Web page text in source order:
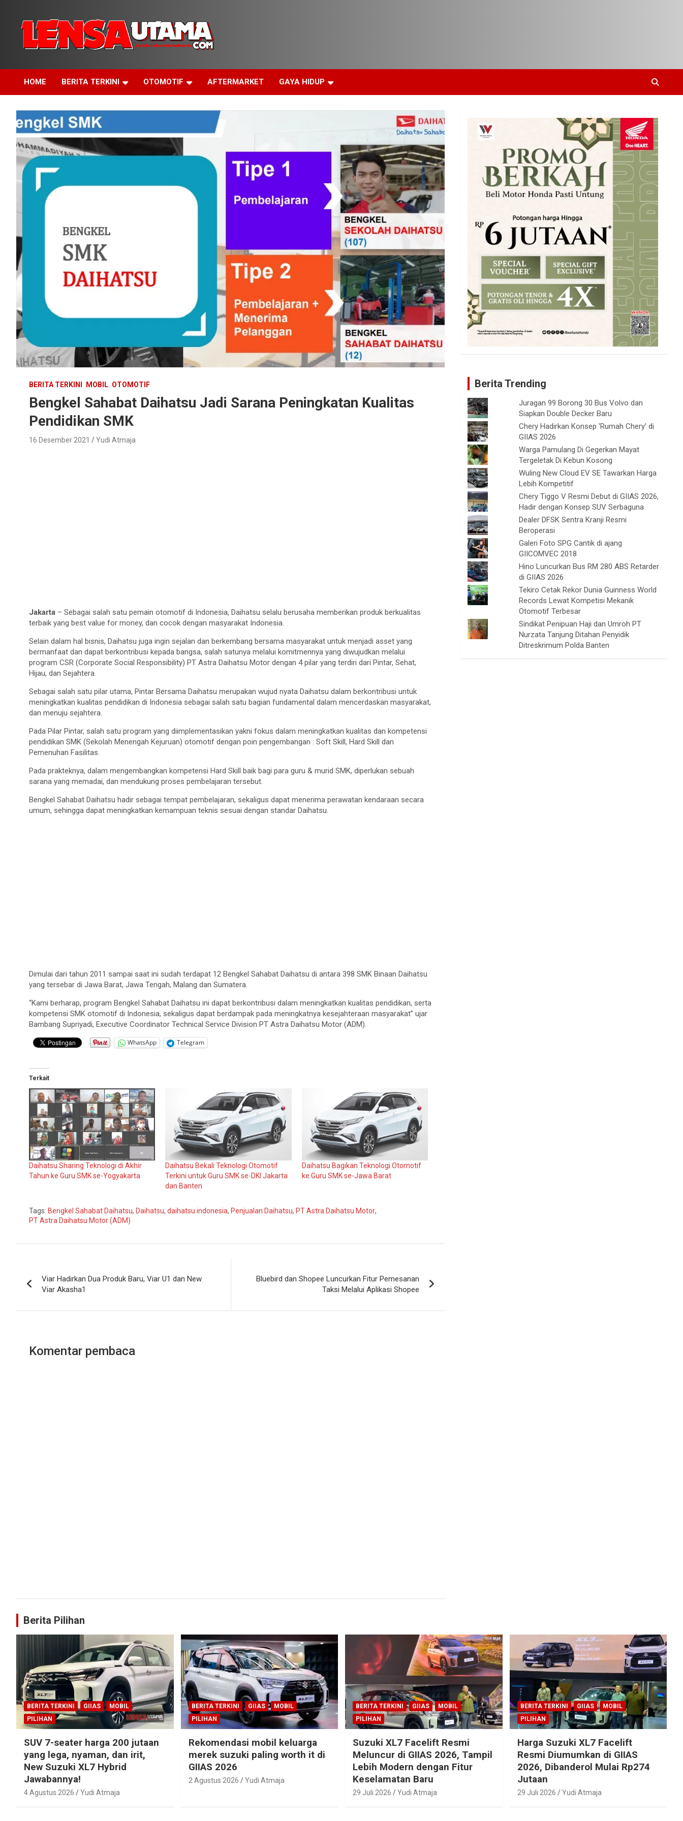
content
LensaUtama
HOME BERITA TERKINI OTOMOTIF AFTERMARKET GAYA HIDUP
BERITA TERKINI MOBIL OTOMOTIF
Bengkel Sahabat Daihatsu Jadi Sarana Peningkatan Kualitas
Pendidikan SMK
16 Desember 2021 Yudi Atmaja
Jakarta – Sebagai salah satu pemain otomotif di Indonesia, Daihatsu selalu berusaha memberikan produk berkualitas
terbaik yang best value for money, dan cocok dengan masyarakat Indonesia.
Selain dalam hal bisnis, Daihatsu juga ingin sejalan dan berkembang bersama masyarakat untuk menjadi asset yang
bermanfaat dan dapat berkontribusi kepada bangsa, salah satunya melalui komitmennya yang diwujudkan melalui
program CSR (Corporate Social Responsibility) PT Astra Daihatsu Motor dengan 4 pilar yang terdiri dari Pintar, Sehat,
Hijau, dan Sejahtera.
Sebagai salah satu pilar utama, Pintar Bersama Daihatsu merupakan wujud nyata Daihatsu dalam berkontribusi untuk
meningkatkan kualitas pendidikan di Indonesia sebagai salah satu bagian fundamental dalam mencerdaskan masyarakat,
dan menuju sejahtera.
Pada Pilar Pintar, salah satu program yang diimplementasikan yakni fokus dalam meningkatkan kualitas dan kompetensi
pendidikan SMK (Sekolah Menengah Kejuruan) otomotif dengan poin pengembangan : Soft Skill, Hard Skill dan
Pemenuhan Fasilitas.
Pada prakteknya, dalam mengembangkan kompetensi Hard Skill baik bagi para guru & murid SMK, diperlukan sebuah
sarana yang memadai, dan mendukung proses pembelajaran tersebut.
Bengkel Sahabat Daihatsu hadir sebagai tempat pembelajaran, sekaligus dapat menerima perawatan kendaraan secara
umum, sehingga dapat meningkatkan kemampuan teknis sesuai dengan standar Daihatsu.
Dimulai dari tahun 2011 sampai saat ini sudah terdapat 12 Bengkel Sahabat Daihatsu di antara 398 SMK Binaan Daihatsu
yang tersebar di Jawa Barat, Jawa Tengah, Malang dan Sumatera.
“Kami berharap, program Bengkel Sahabat Daihatsu ini dapat berkontribusi dalam meningkatkan kualitas pendidikan, serta
kompetensi SMK otomotif di Indonesia, sekaligus dapat berdampak pada meningkatnya kesejahteraan masyarakat” ujar
Bambang Supriyadi, Executive Coordinator Technical Service Division PT Astra Daihatsu Motor (ADM).
WhatsApp Telegram
Terkait
Daihatsu Sharing Teknologi di Akhir
Tahun ke Guru SMK se-Yogyakarta
Daihatsu Bekali Teknologi Otomotif
Terkini untuk Guru SMK se-DKI Jakarta
dan Banten
Daihatsu Bagikan Teknologi Otomotif
ke Guru SMK se-Jawa Barat
Tags: Bengkel Sahabat Daihatsu, Daihatsu, daihatsu indonesia, Penjualan Daihatsu, PT Astra Daihatsu Motor,
PT Astra Daihatsu Motor (ADM)
pos
Viar Hadirkan Dua Produk Baru, Viar U1 dan New
Viar Akasha1
Bluebird dan Shopee Luncurkan Fitur Pemesanan
Taksi Melalui Aplikasi Shopee
Komentar pembaca
Berita Trending
Juragan 99 Borong 30 Bus Volvo dan
Siapkan Double Decker Baru
Chery Hadirkan Konsep 'Rumah Chery' di
GIIAS 2026
Warga Pamulang Di Gegerkan Mayat
Tergeletak Di Kebun Kosong
Wuling New Cloud EV SE Tawarkan Harga
Lebih Kompetitif
Chery Tiggo V Resmi Debut di GIIAS 2026,
Hadir dengan Konsep SUV Serbaguna
Dealer DFSK Sentra Kranji Resmi
Beroperasi
Galeri Foto SPG Cantik di ajang
GIICOMVEC 2018
Hino Luncurkan Bus RM 280 ABS Retarder
di GIIAS 2026
Tekiro Cetak Rekor Dunia Guinness World
Records Lewat Kompetisi Mekanik
Otomotif Terbesar
Sindikat Penipuan Haji dan Umroh PT
Nurzata Tanjung Ditahan Penyidik
Ditreskrimum Polda Banten
Berita Pilihan
BERITA TERKINI GIIAS
MOBIL
PILIHAN
SUV 7-seater harga 200 jutaan
yang lega, nyaman, dan irit,
New Suzuki XL7 Hybrid
Jawabannya!
4 Agustus 2026 Yudi Atmaja
BERITA TERKINI GIIAS
MOBIL
PILIHAN
Rekomendasi mobil keluarga
merek suzuki paling worth it di
GIIAS 2026
2 Agustus 2026 Yudi Atmaja
BERITA TERKINI GIIAS
MOBIL
PILIHAN
Suzuki XL7 Facelift Resmi
Meluncur di GIIAS 2026, Tampil
Lebih Modern dengan Fitur
Keselamatan Baru
29 Juli 2026 Yudi Atmaja
BERITA TERKINI GIIAS
MOBIL
PILIHAN
Harga Suzuki XL7 Facelift
Resmi Diumumkan di GIIAS
2026, Dibanderol Mulai Rp274
Jutaan
29 Juli 2026 Yudi Atmaja